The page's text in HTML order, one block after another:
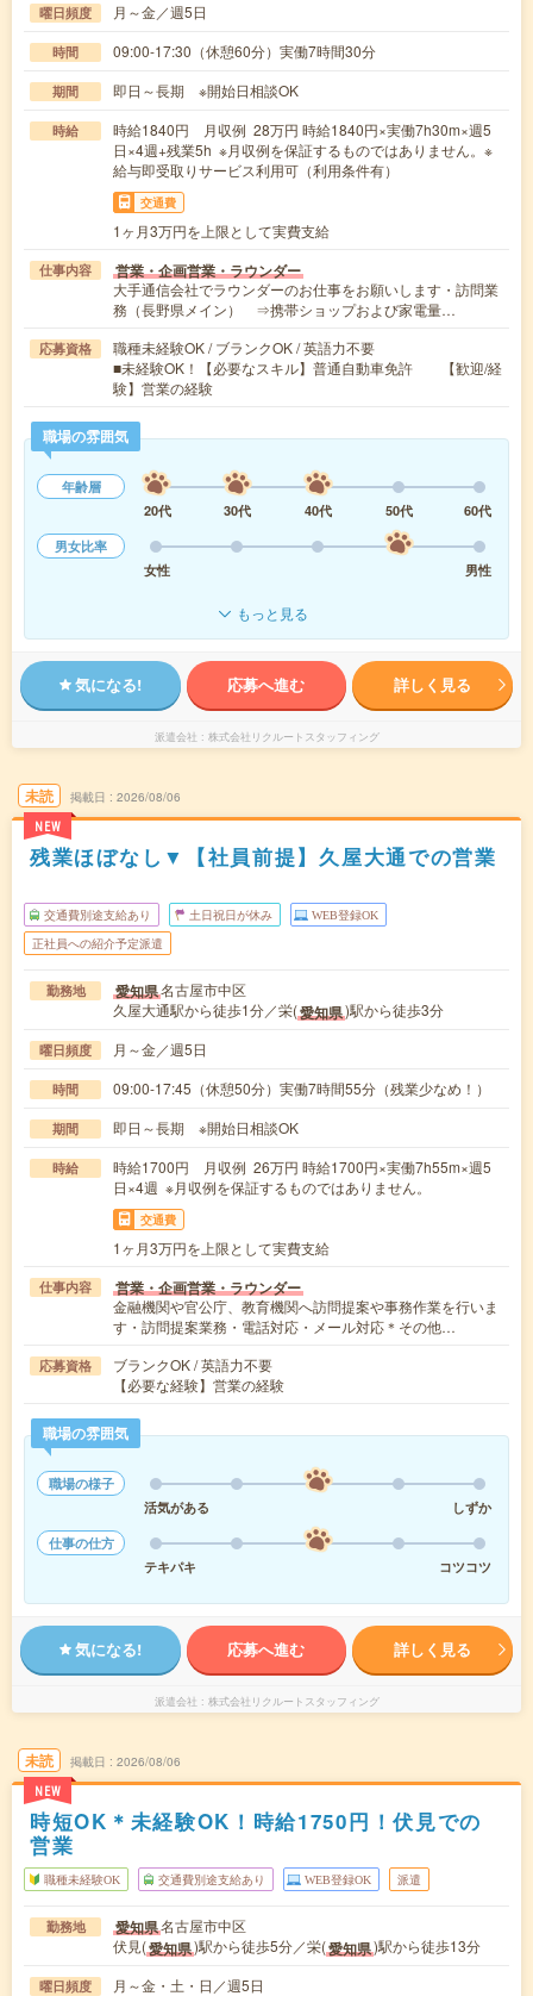
曜日頻度 月～金／週5日
時間 09:00-17:30（休憩60分）実働7時間30分
期間 即日～長期 ※開始日相談OK
時給
時給1840円 月収例 28万円 時給1840円×実働7h30m×週5
日×4週+残業5h ※月収例を保証するものではありません。※
給与即受取りサービス利用可（利用条件有）
交通費
1ヶ月3万円を上限として実費支給
仕事内容 営業・企画営業・ラウンダー
大手通信会社でラウンダーのお仕事をお願いします・訪問業
務（長野県メイン） ⇒携帯ショップおよび家電量…
応募資格
職種未経験OK / ブランクOK / 英語力不要
■未経験OK！【必要なスキル】普通自動車免許 【歓迎/経
験】営業の経験
職場の雰囲気
年齢層
20代
30代 40代 50代
60代
男女比率
女性
男性
もっと見る
気になる! 応募へ進む 詳しく見る
派遣会社 株式会社リクルートスタッフィング
未読
NEW
掲載日 2026/08/06
残業ほぼなし▼【社員前提】久屋大通での営業
交通費別途支給あり 土日祝日が休み WEB登録OK
正社員への紹介予定派遣
勤務地 愛知県名古屋市中区
久屋大通駅から徒歩1分／栄(愛知県)駅から徒歩3分
曜日頻度 月～金／週5日
時間 09:00-17:45（休憩50分）実働7時間55分（残業少なめ！）
期間 即日～長期 ※開始日相談OK
時給
時給1700円 月収例 26万円 時給1700円×実働7h55m×週5
日×4週 ※月収例を保証するものではありません。
交通費
1ヶ月3万円を上限として実費支給
仕事内容 営業・企画営業・ラウンダー
金融機関や官公庁、教育機関へ訪問提案や事務作業を行いま
す・訪問提案業務・電話対応・メール対応＊その他…
応募資格
ブランクOK / 英語力不要
【必要な経験】営業の経験
職場の雰囲気
職場の様子
活気がある
しずか
仕事の仕方
テキパキ
コツコツ
気になる! 応募へ進む 詳しく見る
派遣会社 株式会社リクルートスタッフィング
未読
NEW
掲載日 2026/08/06
時短OK＊未経験OK！時給1750円！伏見での
営業
職種未経験OK 交通費別途支給あり WEB登録OK 派遣
勤務地 愛知県名古屋市中区
伏見(愛知県)駅から徒歩5分／栄(愛知県)駅から徒歩13分
曜日頻度 月～金・土・日／週5日